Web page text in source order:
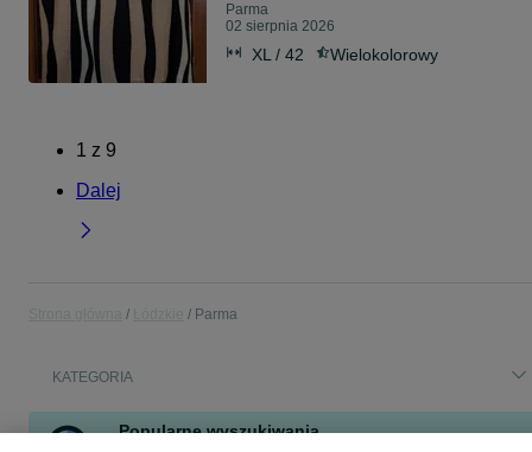
Parma
02 sierpnia 2026
XL / 42 Wielokolorowy
1 z 9
Dalej
Parma
KATEGORIA
Popularne wyszukiwania